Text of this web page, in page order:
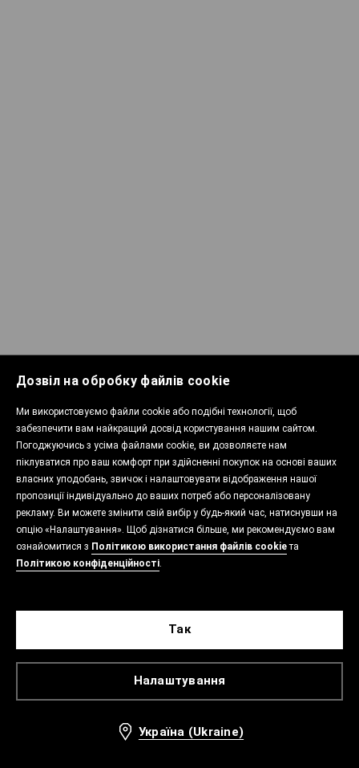
Дозвіл на обробку файлів cookie
Ми використовуємо файли cookie або подібні технології, щоб
забезпечити вам найкращий досвід користування нашим сайтом.
Погоджуючись з усіма файлами cookie, ви дозволяєте нам
піклуватися про ваш комфорт при здійсненні покупок на основі ваших
власних уподобань, звичок і налаштовувати відображення нашої
пропозиції індивідуально до ваших потреб або персоналізовану
рекламу. Ви можете змінити свій вибір у будь-який час, натиснувши на
опцію «Налаштування». Щоб дізнатися більше, ми рекомендуємо вам
ознайомитися з Політикою використання файлів cookieта
Політикою конфіденційності.
Налаштування
Так
Україна (Ukraine)